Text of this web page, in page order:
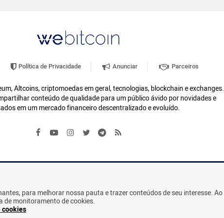
Política de Privacidade Anunciar Parceiros
Altcoins, criptomoedas em geral, tecnologias, blockchain e exchanges.
conteúdo de qualidade para um público ávido por novidades e
em um mercado financeiro descentralizado e evoluído.
para melhorar nossa pauta e trazer conteúdos de seu interesse. Ao
de monitoramento de cookies.
cookies